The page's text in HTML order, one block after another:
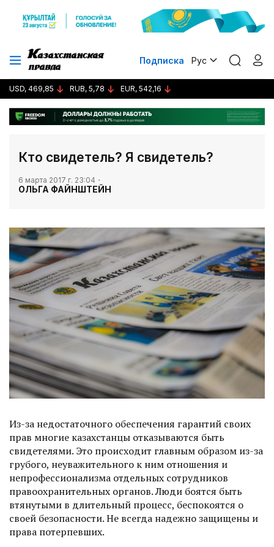
Подписка Рус
USD, 469,85 RUB, 5,78 EUR, 542,16
​Кто свидетель? Я свидетель?
6 марта 2017 г. 23:04
ОЛЬГА ФАЙНШТЕЙН
Из-за недостаточного обеспечения гарантий своих
прав многие казахстанцы отказываются быть
свидетелями. Это происходит главным образом из-за
грубого, неува­жительного к ним отношения и
непрофессионализма отдельных сотрудников
правоохранительных органов. Люди боятся быть
втянутыми в длительный процесс, беспокоятся о
своей безопасности. Не всегда надежно защищены и
права потерпевших.